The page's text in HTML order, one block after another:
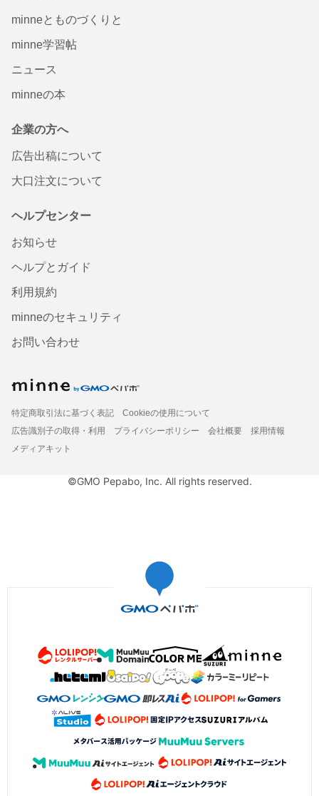
minneとものづくりと
minne学習帖
ニュース
minneの本
企業の方へ
広告出稿について
大口注文について
ヘルプセンター
お知らせ
ヘルプとガイド
利用規約
minneのセキュリティ
お問い合わせ
特定商取引法に基づく表記
Cookieの使用について
広告識別子の取得・利用
プライバシーポリシー 会社概要
採用情報
メディアキット
©GMO Pepabo, Inc. All rights reserved.